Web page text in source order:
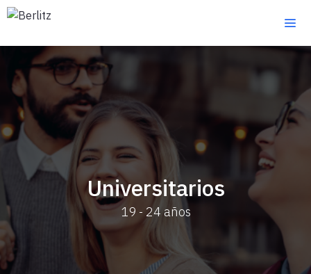
Saltar
contenido
Universitarios
19 - 24 años